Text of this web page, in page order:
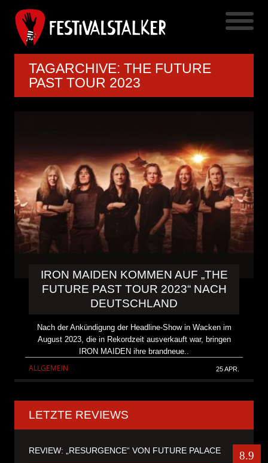
TAGARCHIVE: THE FUTURE
PAST TOUR 2023
IRON MAIDEN KOMMEN AUF „THE
FUTURE PAST TOUR 2023“ NACH
DEUTSCHLAND
Nach der Ankündigung der Headline-Show in Wacken im
August 2023, die in Rekordzeit ausverkauft war, bringen
IRON MAIDEN ihre brandneue..
ALLGEMEIN 25 APR.
LETZTE REVIEWS
REVIEW: „RESURGENCE“ VON FUTURE PALACE 8.9